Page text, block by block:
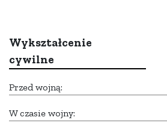
Wykształcenie
cywilne
Przed wojną:
W czasie wojny: